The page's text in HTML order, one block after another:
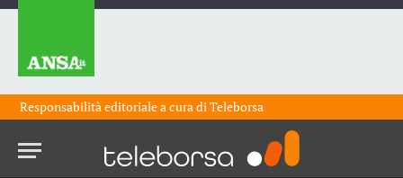
Responsabilità editoriale a cura diTeleborsa